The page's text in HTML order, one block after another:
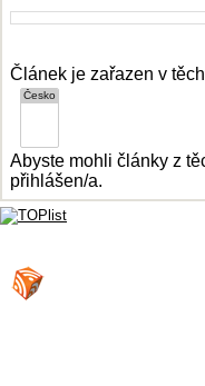
Článek je zařazen v
Abyste mohli články z
přihlášen/a.